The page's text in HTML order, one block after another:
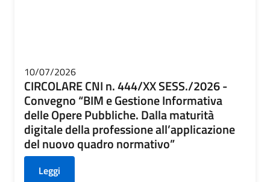
10/07/2026
CIRCOLARE CNI n. 444/XX SESS./2026 -
Convegno “BIM e Gestione Informativa
delle Opere Pubbliche. Dalla maturità
digitale della professione all’applicazione
del nuovo quadro normativo”
Leggi